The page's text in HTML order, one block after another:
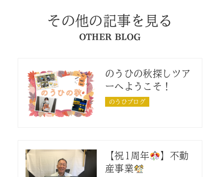
その他の記事を見る
OTHER BLOG
のうひの秋探しツア
ーへようこそ！
のうひブログ
【祝1周年
】不動
産事業